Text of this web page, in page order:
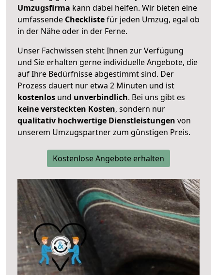
Umzugsfirma kann dabei helfen. Wir bieten eine
umfassende Checklistefür jeden Umzug, egal ob
in der Nähe oder in der Ferne.
Unser Fachwissen steht Ihnen zur Verfügung
und Sie erhalten gerne individuelle Angebote, die
auf Ihre Bedürfnisse abgestimmt sind. Der
Prozess dauert nur etwa 2 Minuten und ist
kostenlos und unverbindlich. Bei uns gibt es
keine versteckten Kosten, sondern nur
qualitativ hochwertige Dienstleistungen von
unserem Umzugspartner zum günstigen Preis.
Kostenlose Angebote erhalten